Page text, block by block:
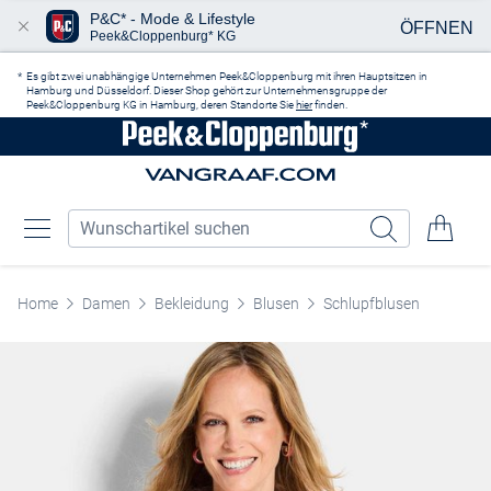
Es gibt zwei unabhängige Unternehmen Peek&Cloppenburg mit ihren Hauptsitzen in
Hamburg und Düsseldorf. Dieser Shop gehört zur Unternehmensgruppe der
Peek&Cloppenburg KG in Hamburg, deren Standorte Sie hierfinden.
Home Damen Bekleidung Blusen Schlupfblusen
P&C* - Mode & Lifestyle
Peek&Cloppenburg* KG ÖFFNEN